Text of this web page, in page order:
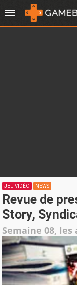
JEU VIDÉO NEWS
Revue de
Story,
Semaine 08,